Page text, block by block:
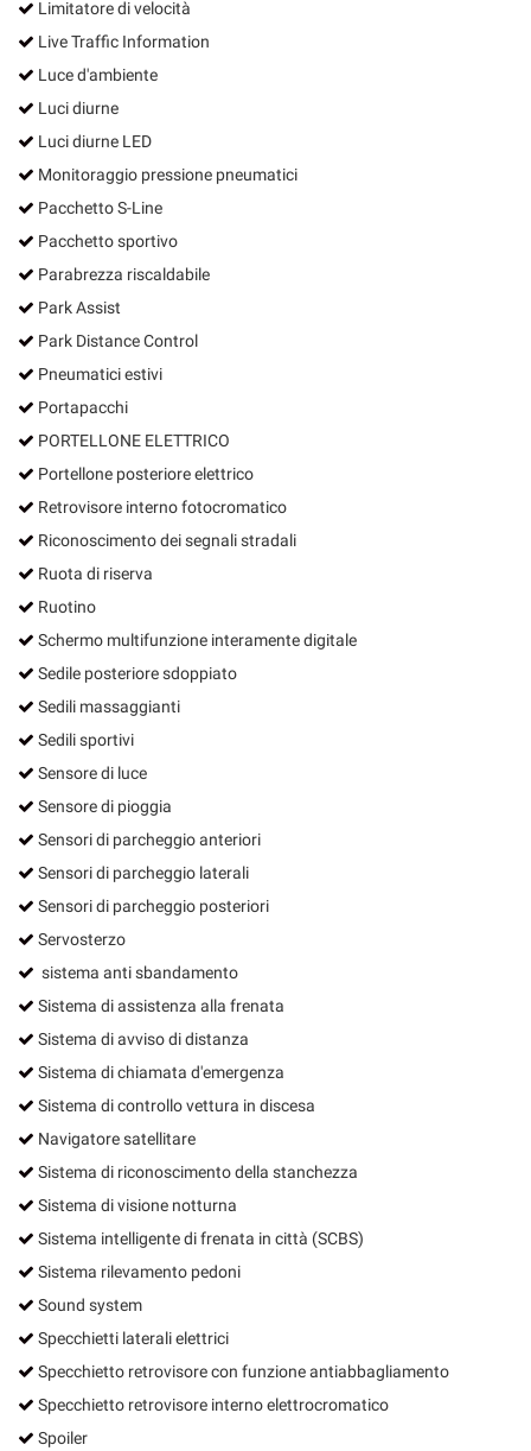
Limitatore di velocità
Live Traffic Information
Luce d'ambiente
Luci diurne
Luci diurne LED
Monitoraggio pressione pneumatici
Pacchetto S-Line
Pacchetto sportivo
Parabrezza riscaldabile
Park Assist
Park Distance Control
Pneumatici estivi
Portapacchi
PORTELLONE ELETTRICO
Portellone posteriore elettrico
Retrovisore interno fotocromatico
Riconoscimento dei segnali stradali
Ruota di riserva
Ruotino
Schermo multifunzione interamente digitale
Sedile posteriore sdoppiato
Sedili massaggianti
Sedili sportivi
Sensore di luce
Sensore di pioggia
Sensori di parcheggio anteriori
Sensori di parcheggio laterali
Sensori di parcheggio posteriori
Servosterzo
sistema anti sbandamento
Sistema di assistenza alla frenata
Sistema di avviso di distanza
Sistema di chiamata d'emergenza
Sistema di controllo vettura in discesa
Navigatore satellitare
Sistema di riconoscimento della stanchezza
Sistema di visione notturna
Sistema intelligente di frenata in città (SCBS)
Sistema rilevamento pedoni
Sound system
Specchietti laterali elettrici
Specchietto retrovisore con funzione antiabbagliamento
Specchietto retrovisore interno elettrocromatico
Spoiler